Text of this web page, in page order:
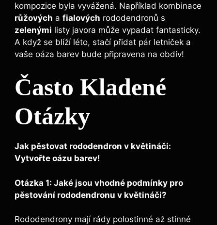
kompozice byla vyvážená. Například kombinace
růžových a fialových rododendronů s
zelenými listy javora může vypadat fantasticky.
A když se blíží léto, stačí přidat pár letniček a
vaše oáza barev bude připravena na obdiv!
Často Kladené
Otázky
Jak pěstovat rododendron v květináči:
Vytvořte oázu barev!
Otázka 1: Jaké jsou vhodné podmínky pro
pěstování rododendronu v květináči?
Rododendrony mají rády polostinné až stinné